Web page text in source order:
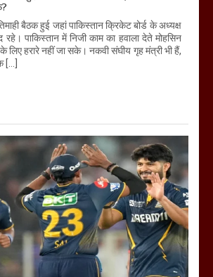
बैठक हुई जहां पाकिस्तान क्रिकेट बोर्ड के अध्यक्ष
रहे। पाकिस्तान में निजी काम का हवाला देते मोहसिन
लिए हरारे नहीं जा सके। नकवी संघीय गृह मंत्री भी हैं,
[…]